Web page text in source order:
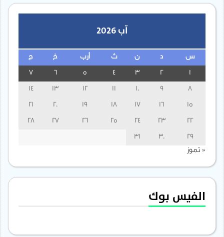
آب 2026
س ن ث أرب خ ج
3
13
14
15
16
17
18
19
20
21
22
23
24
25
26
27
28
29
30
31
« تموز
الفيس بوك